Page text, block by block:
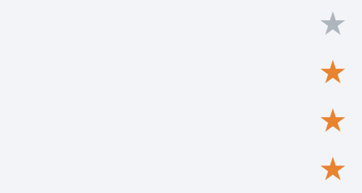
★
★
★
★